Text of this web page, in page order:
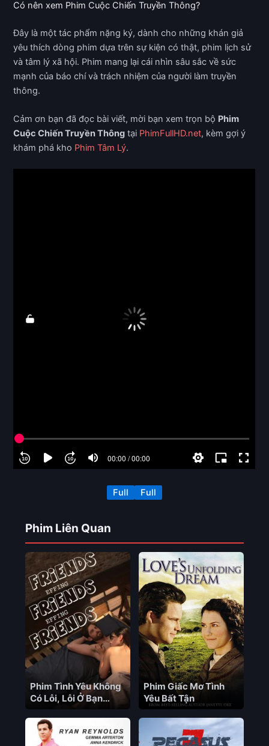
Có nên xem Phim Cuộc Chiến Truyền Thông?
Đây là một tác phẩm nặng ký, dành cho những khán giả
yêu thích dòng phim dựa trên sự kiện có thật, phim lịch sử
và tâm lý xã hội. Phim mang lại cái nhìn sâu sắc về sức
mạnh của báo chí và trách nhiệm của người làm truyền
thông.
Cảm ơn bạn đã đọc bài viết, mời bạn xem trọn bộ Phim
Cuộc Chiến Truyền Thông tại PhimFullHD.net, kèm gợi ý
khám phá kho Phim Tâm Lý.
Full Full
Phim Liên Quan
Phim Tình Yêu Không
Có Lỗi, Lỗi Ở Bạn
Thân
Phim Giấc Mơ Tình
Yêu Bất Tận